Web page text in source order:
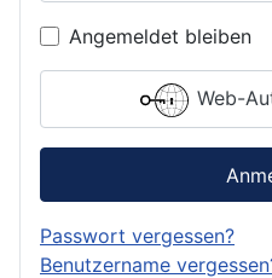
Angemeldet bleiben
Web-
Passwort vergessen?
Benutzername